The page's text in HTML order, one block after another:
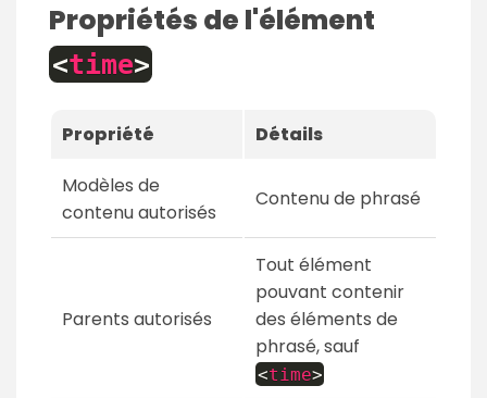
Propriétés de l'élément
<time>
Propriété Détails
Modèles de
contenu autorisés
Contenu de phrasé
Parents autorisés
Tout élément
pouvant contenir
des éléments de
phrasé, sauf
<time>